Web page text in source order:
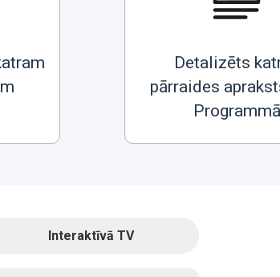
Detalizēts
pārraides
Programmā
Interaktīvā TV